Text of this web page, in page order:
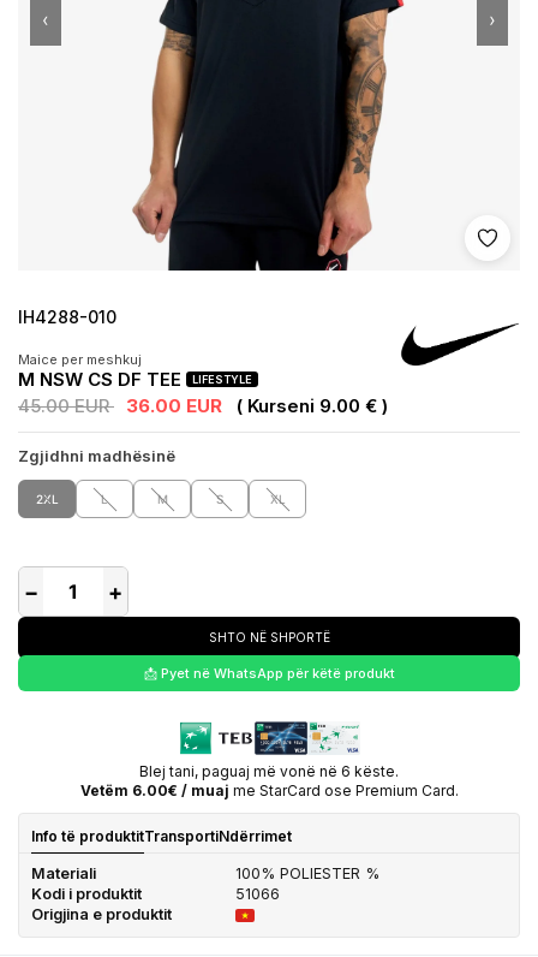
Shto
‹ ›
IH4288-010
Maice per meshkuj
M NSW CS DF TEE LIFESTYLE
45.00 EUR 36.00 EUR ( Kurseni 9.00 € )
Zgjidhni madhësinë
2XL L M S XL
− +
SHTO NË SHPORTË
📩 Pyet në WhatsApp për këtë produkt
Blej tani, paguaj më vonë në 6 këste.
Vetëm 6.00€ / muaj me StarCard ose Premium Card.
Info të produktitTransportiNdërrimet
Materiali
100% POLIESTER %
Kodi i produktit
51066
Origjina e produktit